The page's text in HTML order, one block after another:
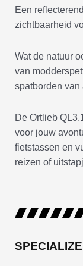
Een
zichtbaarheid
Wat de natuur
van
spatborden van
De Ortlieb
voor jouw
fietstassen en
reizen of